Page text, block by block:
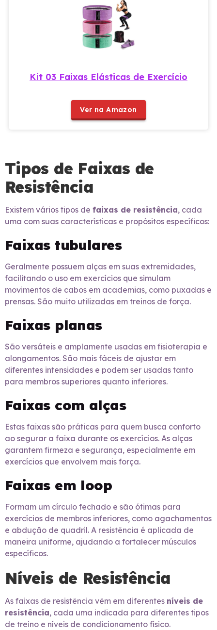
Kit 03 Faixas Elásticas de Exercício
Ver na Amazon
Tipos de Faixas de
Resistência
Existem vários tipos de faixas de resistência, cada
uma com suas características e propósitos específicos:
Faixas tubulares
Geralmente possuem alças em suas extremidades,
facilitando o uso em exercícios que simulam
movimentos de cabos em academias, como puxadas e
prensas. São muito utilizadas em treinos de força.
Faixas planas
São versáteis e amplamente usadas em fisioterapia e
alongamentos. São mais fáceis de ajustar em
diferentes intensidades e podem ser usadas tanto
para membros superiores quanto inferiores.
Faixas com alças
Estas faixas são práticas para quem busca conforto
ao segurar a faixa durante os exercícios. As alças
garantem firmeza e segurança, especialmente em
exercícios que envolvem mais força.
Faixas em loop
Formam um círculo fechado e são ótimas para
exercícios de membros inferiores, como agachamentos
e abdução de quadril. A resistência é aplicada de
maneira uniforme, ajudando a fortalecer músculos
específicos.
Níveis de Resistência
As faixas de resistência vêm em diferentes níveis de
resistência, cada uma indicada para diferentes tipos
de treino e níveis de condicionamento físico.